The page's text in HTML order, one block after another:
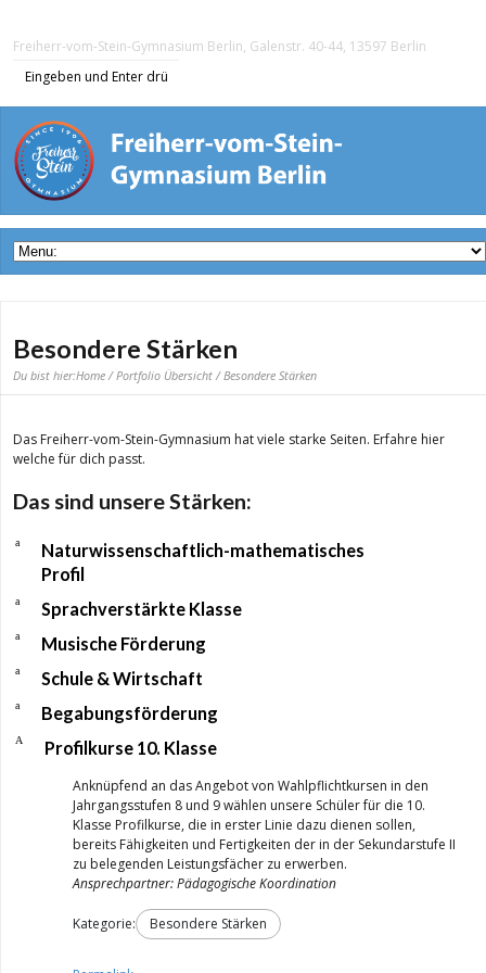
Freiherr-vom-Stein-Gymnasium Berlin, Galenstr. 40-44, 13597 Berlin
Besondere Stärken
Du bist hier:Home/Portfolio Übersicht/ Besondere Stärken
Das Freiherr-vom-Stein-Gymnasium hat viele starke Seiten. Erfahre hier
welche für dich passt.
Das sind unsere Stärken:
a
Naturwissenschaftlich-mathematisches
Profil
a Sprachverstärkte Klasse
a Musische Förderung
a Schule & Wirtschaft
a Begabungsförderung
A Profilkurse 10. Klasse
Anknüpfend an das Angebot von Wahlpflichtkursen in den
Jahrgangsstufen 8 und 9 wählen unsere Schüler für die 10.
Klasse Profilkurse, die in erster Linie dazu dienen sollen,
bereits Fähigkeiten und Fertigkeiten der in der Sekundarstufe II
zu belegenden Leistungsfächer zu erwerben.
Ansprechpartner: Pädagogische Koordination
Kategorie: Besondere Stärken